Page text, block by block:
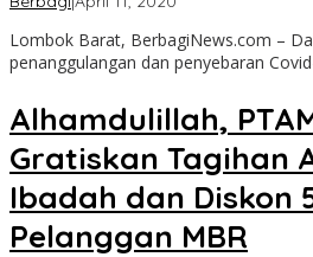
Lombok Barat, BerbagiNews.com –
penanggulangan dan penyebaran
Alhamdulillah,
Gratiskan Tagihan
Ibadah dan Diskon
Pelanggan MBR